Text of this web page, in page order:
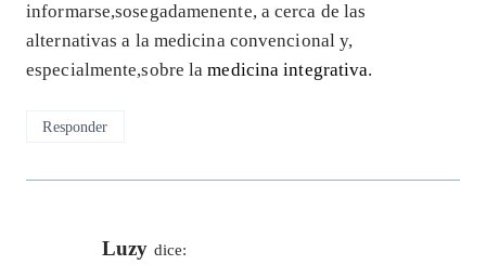
informarse,sosegadamenente, a cerca de las
alternativas a la medicina convencional y,
especialmente,sobre lamedicina integrativa.
Responder
Luzy dice: